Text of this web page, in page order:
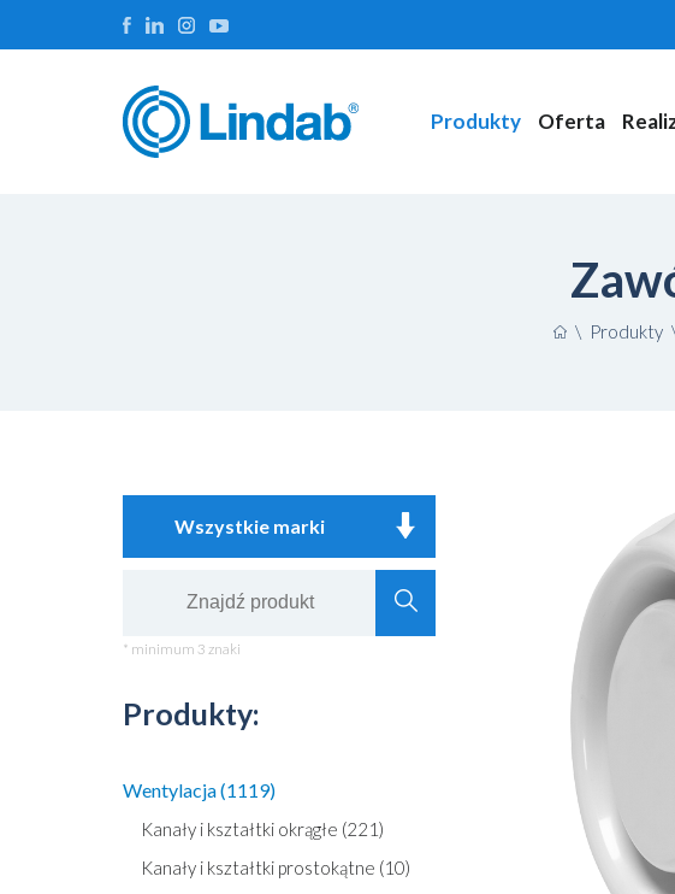
Produkty Oferta
\ Produkty
Wszystkie marki
* minimum 3 znaki
Produkty:
Wentylacja (1119)
Kanały i kształtki okrągłe (221)
Kanały i kształtki prostokątne (10)